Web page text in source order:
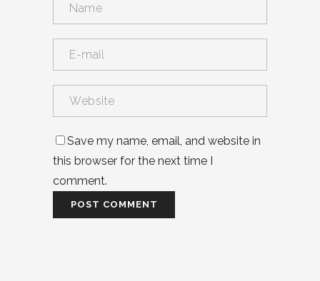
Save my name, email, and website in
this browser for the next time I
comment.